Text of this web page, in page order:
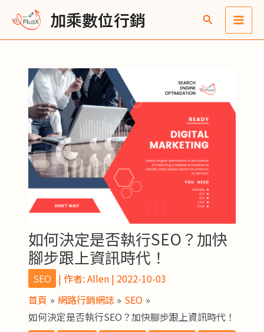
主
加乘數位行銷
Main
如何決定是否執行SEO？加快
腳步跟上資訊時代！
SEO | 作者: Allen | 2022-10-03
首頁
網路行銷網誌
SEO
如何決定是否執行SEO？加快腳步跟上資訊時代！
navigation
彙